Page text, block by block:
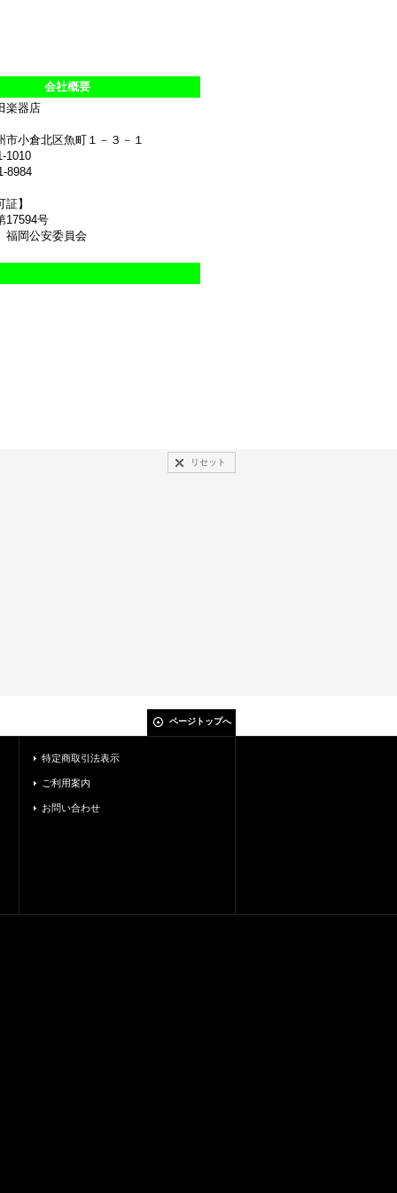
会社概要
楽器店
市小倉北区魚町１－３－１
1010
8984
証】
号
岡公安委員会
リセット
ページトップへ
特定商取引法表示
ご利用案内
お問い合わせ